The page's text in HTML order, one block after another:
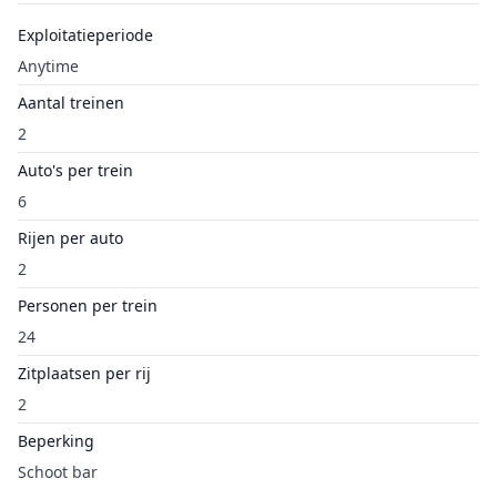
Exploitatieperiode
Anytime
Aantal treinen
2
Auto's per trein
6
Rijen per auto
2
Personen per trein
24
Zitplaatsen per rij
2
Beperking
Schoot bar